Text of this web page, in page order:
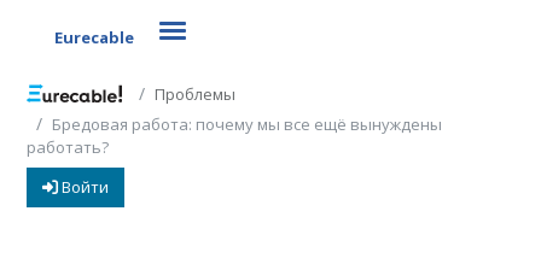
Eurecable Toggle navigation
Проблемы
Бредовая работа: почему мы все ещё вынуждены
работать?
Войти